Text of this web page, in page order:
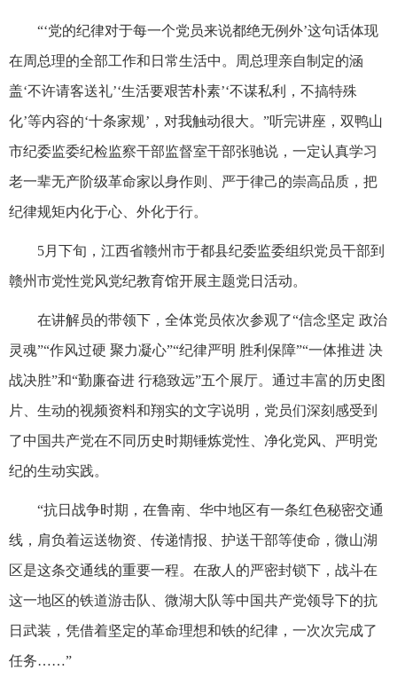
“‘党的纪律对于每一个党员来说都绝无例外’这句话体现
在周总理的全部工作和日常生活中。周总理亲自制定的涵
盖‘不许请客送礼’‘生活要艰苦朴素’‘不谋私利，不搞特殊
化’等内容的‘十条家规’，对我触动很大。”听完讲座，双鸭山
市纪委监委纪检监察干部监督室干部张驰说，一定认真学习
老一辈无产阶级革命家以身作则、严于律己的崇高品质，把
纪律规矩内化于心、外化于行。
5月下旬，江西省赣州市于都县纪委监委组织党员干部到
赣州市党性党风党纪教育馆开展主题党日活动。
在讲解员的带领下，全体党员依次参观了“信念坚定 政治
灵魂”“作风过硬 聚力凝心”“纪律严明 胜利保障”“一体推进 决
战决胜”和“勤廉奋进 行稳致远”五个展厅。通过丰富的历史图
片、生动的视频资料和翔实的文字说明，党员们深刻感受到
了中国共产党在不同历史时期锤炼党性、净化党风、严明党
纪的生动实践。
“抗日战争时期，在鲁南、华中地区有一条红色秘密交通
线，肩负着运送物资、传递情报、护送干部等使命，微山湖
区是这条交通线的重要一程。在敌人的严密封锁下，战斗在
这一地区的铁道游击队、微湖大队等中国共产党领导下的抗
日武装，凭借着坚定的革命理想和铁的纪律，一次次完成了
任务……”